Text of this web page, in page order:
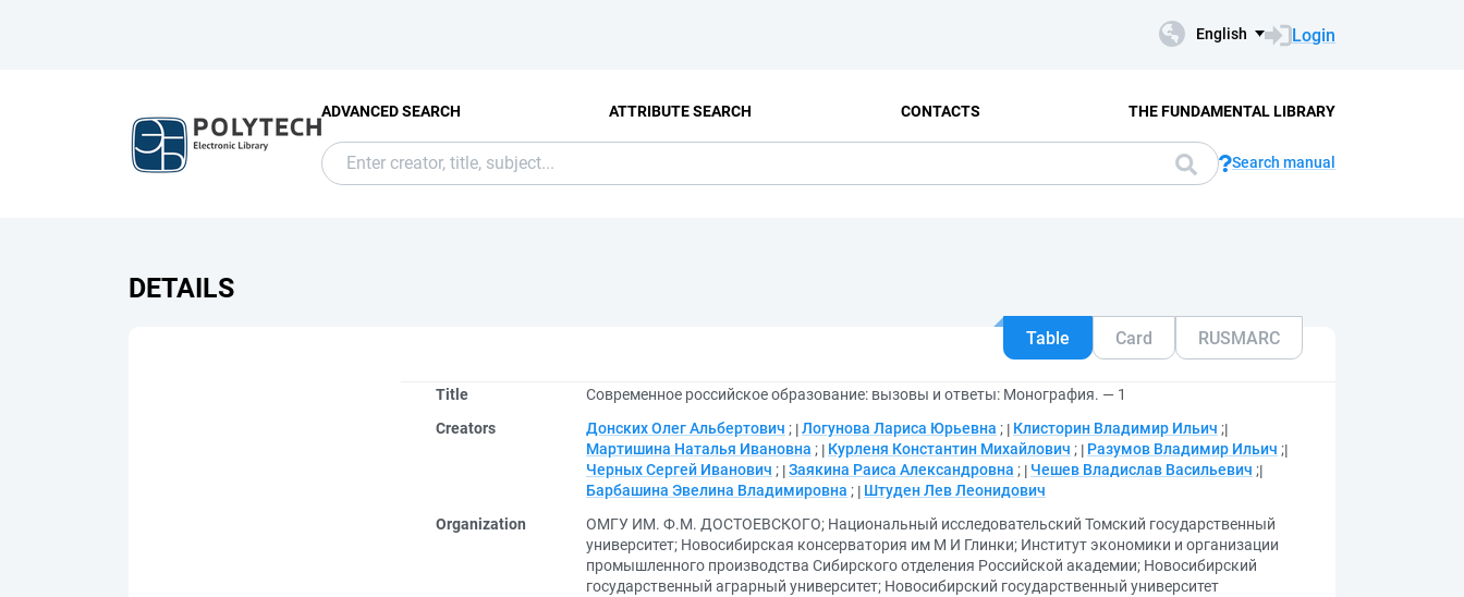
English Login
ADVANCED SEARCH ATTRIBUTE SEARCH CONTACTS THE FUNDAMENTAL LIBRARY
Search manual
DETAILS
Table Card RUSMARC
Title
Современное российское образование: вызовы и ответы: Монография. — 1
Creators
Донских Олег Альбертович ; Логунова Лариса Юрьевна ; Клисторин Владимир Ильич ;
Мартишина Наталья Ивановна ; Курленя Константин Михайлович ; Разумов Владимир Ильич ;
Черных Сергей Иванович ; Заякина Раиса Александровна ; Чешев Владислав Васильевич ;
Барбашина Эвелина Владимировна ;
Штуден Лев Леонидович
Organization
ОМГУ ИМ. Ф.М. ДОСТОЕВСКОГО; Национальный исследовательский Томский государственный
университет; Новосибирская консерватория им М И Глинки; Институт экономики и организации
промышленного производства Сибирского отделения Российской академии; Новосибирский
государственный аграрный университет; Новосибирский государственный университет